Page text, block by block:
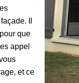
Il
que
appel
et ce